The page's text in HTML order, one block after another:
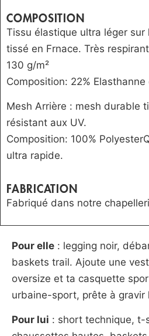
COMPOSITION
Tissu élastique ultra léger sur
tissé en Frnace. Très
130 g/m²
Composition: 22%
Mesh Arrière : mesh durable
résistant aux UV.
Composition: 100%
ultra rapide.
FABRICATION
Fabriqué dans notre
Pour elle : legging noir,
baskets trail. Ajoute une
oversize et ta casquette
urbaine-sport, prête à gravir
Pour lui : short technique, t-